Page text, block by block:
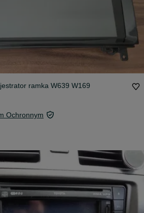
ramka W639 W169
Ochronnym